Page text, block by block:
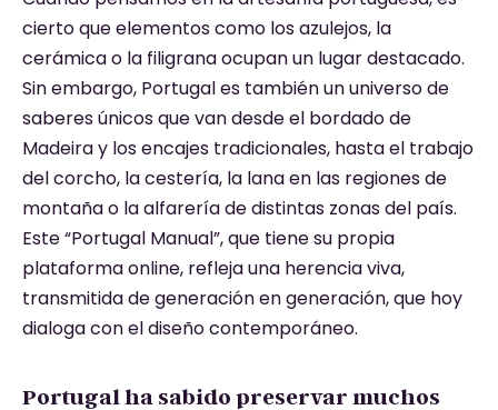
cierto que elementos como los azulejos, la
cerámica o la filigrana ocupan un lugar destacado.
Sin embargo, Portugal es también un universo de
saberes únicos que van desde el bordado de
Madeira y los encajes tradicionales, hasta el trabajo
del corcho, la cestería, la lana en las regiones de
montaña o la alfarería de distintas zonas del país.
Este “Portugal Manual”, que tiene su propia
plataforma online, refleja una herencia viva,
transmitida de generación en generación, que hoy
dialoga con el diseño contemporáneo.
Portugal ha sabido preservar muchos